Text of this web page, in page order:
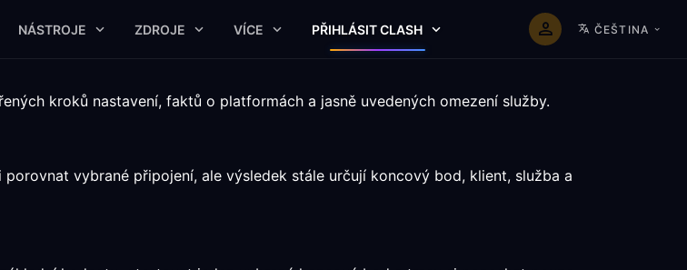
NÁSTROJE ZDROJE VÍCE PŘIHLÁSIT CLASH ČEŠTINA
kroků nastavení, faktů o platformách a jasně uvedených omezení služby.
vybrané připojení, ale výsledek stále určují koncový bod, klient, služba a